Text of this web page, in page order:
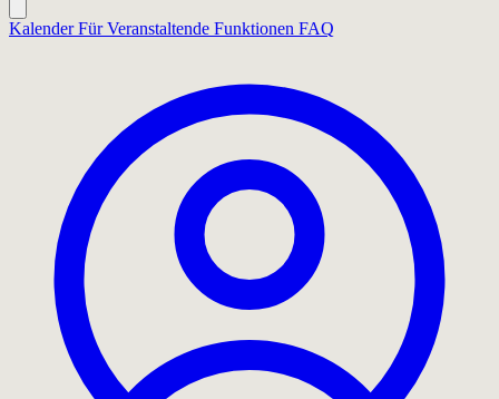
Kalender Für Veranstaltende Funktionen FAQ